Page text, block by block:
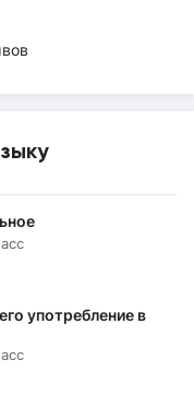
употребление в